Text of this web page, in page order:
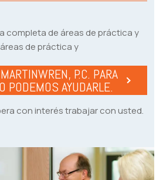
completa de áreas de práctica y
de práctica y
P.C. PARA
PODEMOS AYUDARLE.
con interés trabajar con usted.